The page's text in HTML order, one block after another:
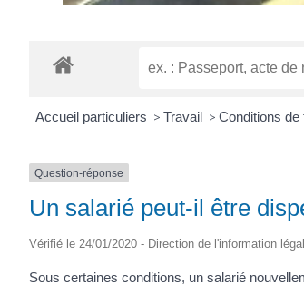
Accueil particuliers > Travail > Conditions
Question-réponse
Un salarié peut-il être
Vérifié le 24/01/2020 - Direction de l'information
Sous certaines conditions, un salarié